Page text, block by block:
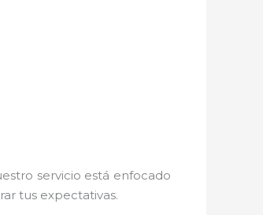
servicio está enfocado
tus expectativas.